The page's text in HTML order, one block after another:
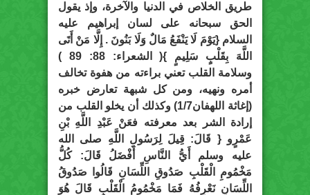
طريق الخلاص في الدنيا والآخرة، وإذ يقول
الحق سبحانه على لسان إبراهيم عليه
السلام {يَوْمَ لَا يَنْفَعُ مَالٌ وَلَا بَنُونَ . إِلَّا مَنْ أَتَى
اللَّهَ بِقَلْبٍ سَلِيمٍ }( الشعراء: 88: 89 )
وسلامة القلب تعني براءته من هفوة تخالف
أمره ونهيه، ومن كل شبهة تعارض خبره
(إغاثة اللهفان1/7) وكذلك أن يخلو القلب من
إرادة الشر بعد معرفته فعَنْ عَبْدِ اللَّهِ بْنِ
عَمْرٍو { قَالَ: قِيلَ لِرَسُولِ اللَّهِ صلى الله
عليه وسلم أَيُّ النَّاسِ أَفْضَلُ قَالَ: كُلُّ
مَخْمُومِ الْقَلْبِ صَدُوقِ اللِّسَانِ قَالُوا صَدُوقُ
اللِّسَانِ نَعْرِفُهُ فَمَا مَخْمُومُ الْقَلْبِ قَالَ هُوَ